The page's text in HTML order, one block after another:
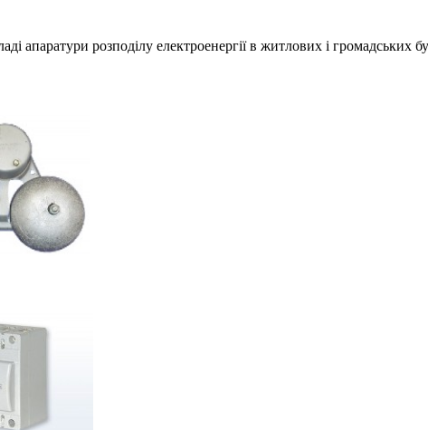
апаратури розподілу електроенергії в житлових і громадських